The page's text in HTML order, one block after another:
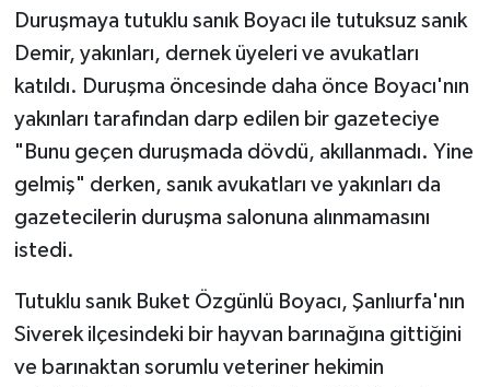
Duruşmaya tutuklu sanık Boyacı ile tutuksuz sanık
Demir, yakınları, dernek üyeleri ve avukatları
katıldı. Duruşma öncesinde daha önce Boyacı'nın
yakınları tarafından darp edilen bir gazeteciye
"Bunu geçen duruşmada dövdü, akıllanmadı. Yine
gelmiş" derken, sanık avukatları ve yakınları da
gazetecilerin duruşma salonuna alınmamasını
istedi.
Tutuklu sanık Buket Özgünlü Boyacı, Şanlıurfa'nın
Siverek ilçesindeki bir hayvan barınağına gittiğini
ve barınaktan sorumlu veteriner hekimin